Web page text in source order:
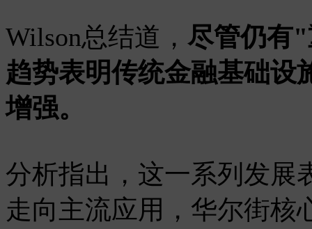
Wilson总结道， 尽管仍有
趋势表明传统金融基础设
增强。
分析指出，这一系列发展
走向主流应用，华尔街核